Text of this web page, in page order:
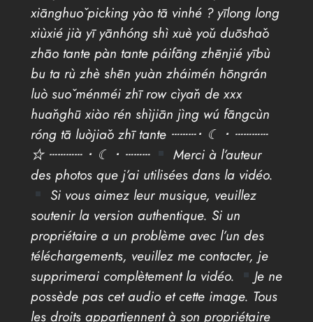
xiānghuǒ picking yào tā vinhé ? yīlong long
xiùxié jià yī yānhóng shì xuè yǒu duōshǎo
zhāo tante pàn tante páifāng zhēnjié yībù
bu ta rù zhè shēn yuàn zháimén hōngrán
luò suǒ ménméi zhī row cìyǎn de xxx
huǎnghū xiào rén shìjiān jìng wú fāngcùn
róng tā luòjiǎo zhī tante ┄┄┄･ ☾ ･ ┄┄┄┄
☆ ┄┄┄┄ ･ ☾ ･ ┄┄┄
Merci à l’auteur
des photos que j’ai utilisées dans la vidéo.
Si vous aimez leur musique, veuillez
soutenir la version authentique. Si un
propriétaire a un problème avec l’un des
téléchargements, veuillez me contacter, je
supprimerai complètement la vidéo.
Je ne
possède pas cet audio et cette image. Tous
les droits appartiennent à son propriétaire